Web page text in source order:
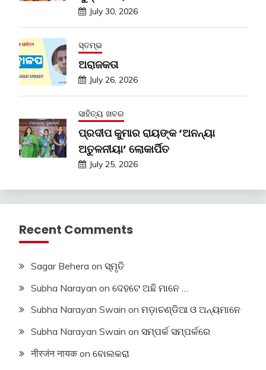
July 30, 2026
ସ୍ତମ୍ଭ
ଅରାଜକତା
July 26, 2026
ସାହିତ୍ୟ ଖବର
ପ୍ରଦୀପ କୁମାର ରାୟଙ୍କ ‘ଅନନ୍ୟା
ଅତୁଳନୀୟା’ ଲୋକାର୍ପିତ
July 25, 2026
Recent Comments
Sagar Behera on ସ୍ମୃତି
Subha Narayan on ଦେହଟେ ଅଛି ମାନେ …
Subha Narayan Swain on ମଡ଼ାଚଣ୍ଡିଆ ଓ ଅନ୍ୟମାନେ
Subha Narayan Swain on ସମ୍ପର୍କ ସମ୍ପର୍କରେ
नीरजंन नायक on ବୋଲକରା